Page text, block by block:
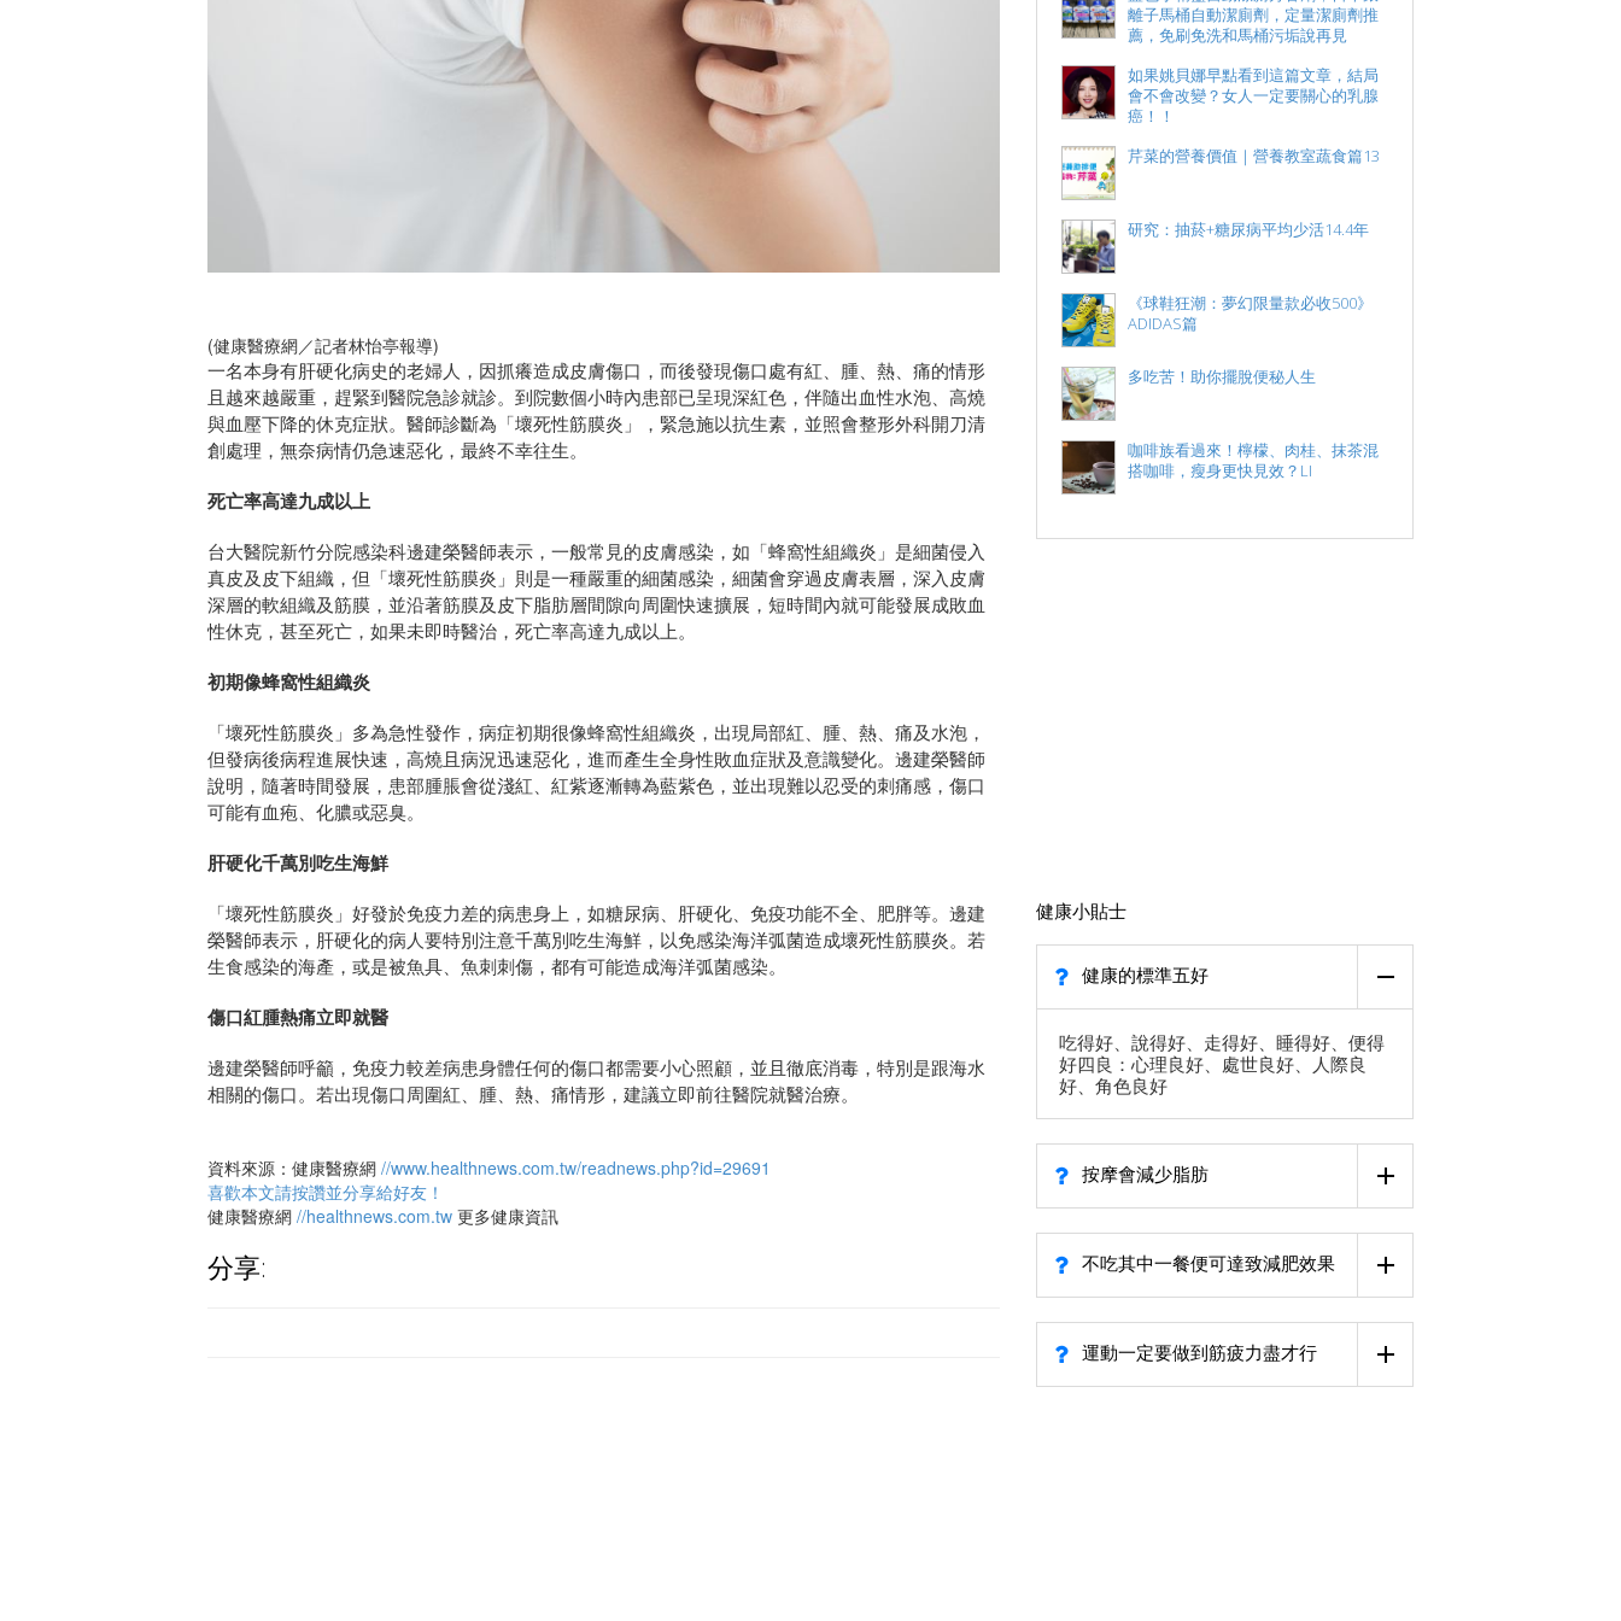
(健康醫療網／記者林怡亭報導)
一名本身有肝硬化病史的老婦人，因抓癢造成皮膚傷口，而後發現傷口處有紅、腫、熱、痛的情形
且越來越嚴重，趕緊到醫院急診就診。到院數個小時內患部已呈現深紅色，伴隨出血性水泡、高燒
與血壓下降的休克症狀。醫師診斷為「壞死性筋膜炎」，緊急施以抗生素，並照會整形外科開刀清
創處理，無奈病情仍急速惡化，最終不幸往生。
死亡率高達九成以上
台大醫院新竹分院感染科邊建榮醫師表示，一般常見的皮膚感染，如「蜂窩性組織炎」是細菌侵入
真皮及皮下組織，但「壞死性筋膜炎」則是一種嚴重的細菌感染，細菌會穿過皮膚表層，深入皮膚
深層的軟組織及筋膜，並沿著筋膜及皮下脂肪層間隙向周圍快速擴展，短時間內就可能發展成敗血
性休克，甚至死亡，如果未即時醫治，死亡率高達九成以上。
初期像蜂窩性組織炎
「壞死性筋膜炎」多為急性發作，病症初期很像蜂窩性組織炎，出現局部紅、腫、熱、痛及水泡，
但發病後病程進展快速，高燒且病況迅速惡化，進而產生全身性敗血症狀及意識變化。邊建榮醫師
說明，隨著時間發展，患部腫脹會從淺紅、紅紫逐漸轉為藍紫色，並出現難以忍受的刺痛感，傷口
可能有血疱、化膿或惡臭。
肝硬化千萬別吃生海鮮
「壞死性筋膜炎」好發於免疫力差的病患身上，如糖尿病、肝硬化、免疫功能不全、肥胖等。邊建
榮醫師表示，肝硬化的病人要特別注意千萬別吃生海鮮，以免感染海洋弧菌造成壞死性筋膜炎。若
生食感染的海產，或是被魚具、魚刺刺傷，都有可能造成海洋弧菌感染。
傷口紅腫熱痛立即就醫
邊建榮醫師呼籲，免疫力較差病患身體任何的傷口都需要小心照顧，並且徹底消毒，特別是跟海水
相關的傷口。若出現傷口周圍紅、腫、熱、痛情形，建議立即前往醫院就醫治療。
資料來源：健康醫療網 //www.healthnews.com.tw/readnews.php?id=29691
喜歡本文請按讚並分享給好友！
健康醫療網 //healthnews.com.tw 更多健康資訊
分享:
離子馬桶自動潔廁劑，定量潔廁劑推
薦，免刷免洗和馬桶污垢說再見
如果姚貝娜早點看到這篇文章，結局
會不會改變？女人一定要關心的乳腺
癌！！
芹菜的營養價值｜營養教室蔬食篇13
研究：抽菸+糖尿病平均少活14.4年
《球鞋狂潮：夢幻限量款必收500》
ADIDAS篇
多吃苦！助你擺脫便秘人生
咖啡族看過來！檸檬、肉桂、抹茶混
搭咖啡，瘦身更快見效？LI
健康小貼士
健康的標準五好
吃得好、說得好、走得好、睡得好、便得
好四良：心理良好、處世良好、人際良
好、角色良好
按摩會減少脂肪
不吃其中一餐便可達致減肥效果
運動一定要做到筋疲力盡才行